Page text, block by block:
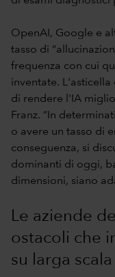
OpenAI, Google e
tasso di
frequenza con cui
inventate. L'asticella
di rendere l'IA
Franz. “In
o avere un tasso di
conseguenza, si
dominanti di oggi,
dimensioni, siano
Le aziende
ostacoli che
su larga